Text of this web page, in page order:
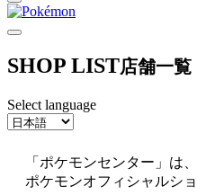
SHOP LIST店舗一覧
Select language
「ポケモンセンター」は
ポケモンオフィシャルシ